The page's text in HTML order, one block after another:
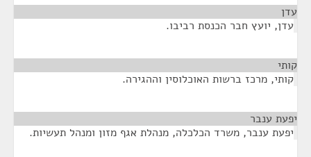
עדן
עדן, יועץ חבר הכנסת רביבו.
קותי
קותי, מרכז ברשות האוכלוסין וההגירה.
יפעת ענבר
יפעת ענבר, משרד הכלכלה, מנהלת אגף מזון ומנהל תעשיות.